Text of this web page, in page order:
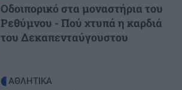
Οδοιπορικό στα μοναστήρια του
Ρεθύμνου - Πού χτυπά η καρδιά
του Δεκαπενταύγουστου
ΑΘΛΗΤΙΚΑ